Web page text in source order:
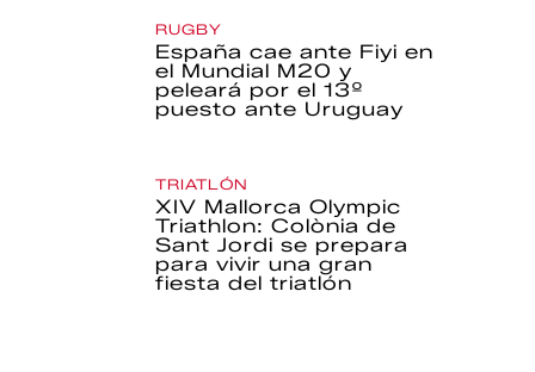
RUGBY
España cae ante Fiyi en
el Mundial M20 y
peleará por el 13º
puesto ante Uruguay
TRIATLÓN
XIV Mallorca Olympic
Triathlon: Colònia de
Sant Jordi se prepara
para vivir una gran
fiesta del triatlón